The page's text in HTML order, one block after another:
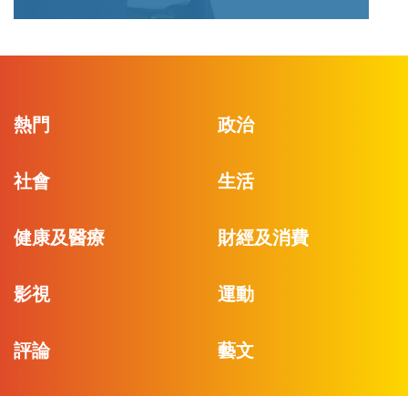
熱門 政治
社會 生活
健康及醫療 財經及消費
影視 運動
評論 藝文